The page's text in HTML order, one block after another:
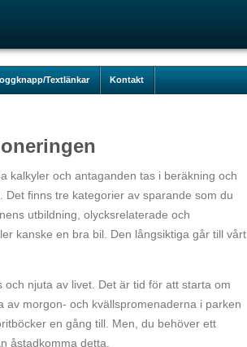
Textlänkar Kontakt
kalkyler och antaganden tas i beräkning och
finns tre kategorier av sparande som du
utbildning, olycksrelaterade och
kanske en bra bil. Den långsiktiga går till vårt
njuta av livet. Det är tid för att starta om
av morgon- och kvällspromenaderna i parken
en gång till. Men, du behöver ett
åstadkomma detta.